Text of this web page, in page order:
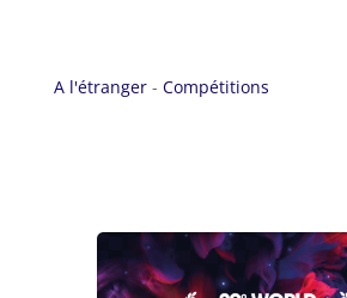
A l'étranger- Compétitions